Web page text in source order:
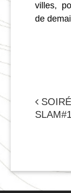
villes,
de
DE